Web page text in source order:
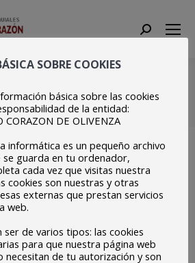
Search:
aquí:20211203_122231
SOBRE COOKIES
básica sobre las cookies
de la entidad:
CORAZON DE OLIVENZA
informática es un pequeño archivo
guarda en tu ordenador,
cada vez que visitas nuestra
cookies son nuestras y otras
externas que prestan servicios
web.
ser de varios tipos: las cookies
para que nuestra página web
necesitan de tu autorización y son